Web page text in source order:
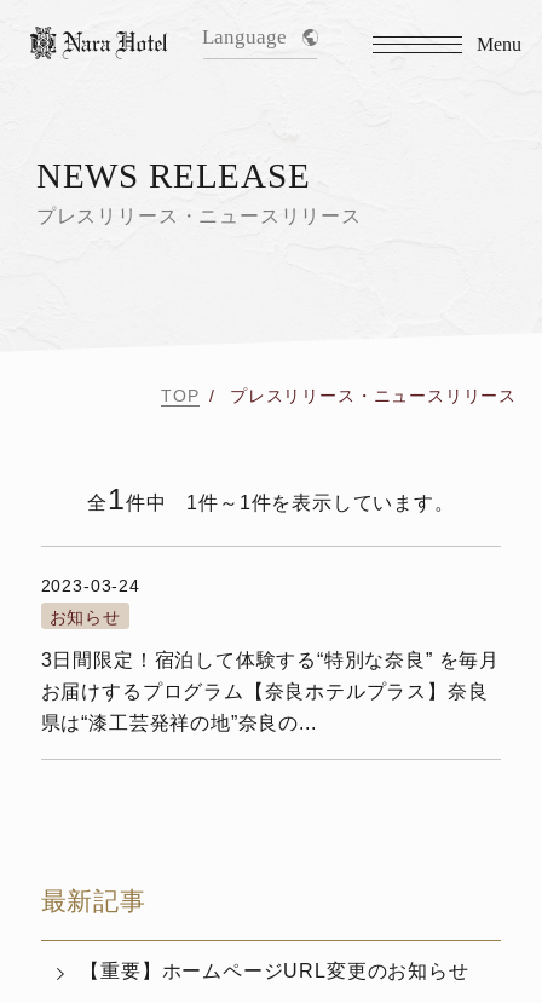
Language Menu
プレスリリース・ニュースリリース
NEWS RELEASE
TOP プレスリリース・ニュースリリース
全 1件中 1件～1件を表示しています。
2023-03-24
お知らせ
3日間限定！宿泊して体験する“特別な奈良” を毎月
お届けするプログラム【奈良ホテルプラス】奈良
県は“漆工芸発祥の地”奈良の...
最新記事
【重要】ホームページURL変更のお知らせ